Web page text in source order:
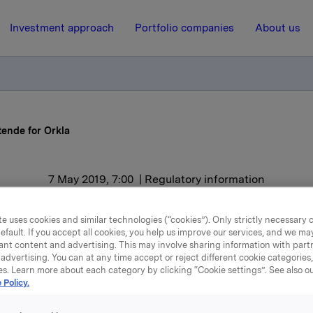
Investment approach Portfolio companies About us
for Orkla
7 May 2019, 7:00 | Regulatory information
ASA: Oppløftende for
(EBIT adj) økte med 14 % til 1.020 mill. kroner i 1.
økte med 5 % til 10.176 mill. kroner.
uses cookies and similar technologies (“cookies”). Only strictly necessary
If you accept all cookies, you help us improve our services, and we
content and advertising. This may involve sharing information with
You can at any time accept or reject different cookie
Learn more about each category by clicking “Cookie settings”. See also
Policy.